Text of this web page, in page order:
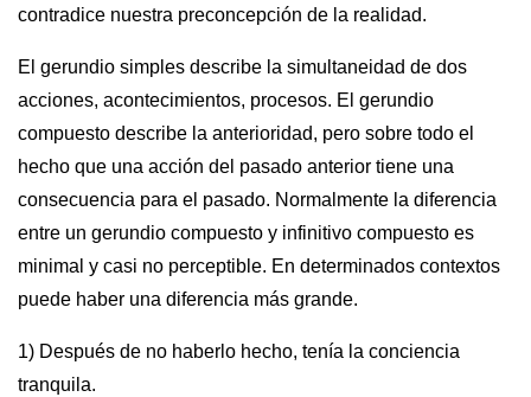
contradice nuestra preconcepción de la realidad.
El gerundio simples describe la simultaneidad de dos
acciones, acontecimientos, procesos. El gerundio
compuesto describe la anterioridad, pero sobre todo el
hecho que una acción del pasado anterior tiene una
consecuencia para el pasado. Normalmente la diferencia
entre un gerundio compuesto y infinitivo compuesto es
minimal y casi no perceptible. En determinados contextos
puede haber una diferencia más grande.
1) Después de no haberlo hecho, tenía la conciencia
tranquila.